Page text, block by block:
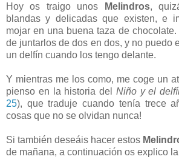
Hoy os traigo unos Melindros,
blandas y delicadas que existen, e
mojar en una buena taza de
de juntarlos de dos en dos, y no puedo
un delfín cuando los tengo delante.
Y mientras me los como, me coge un
pienso en la historia del Niño y el
25), que traduje cuando tenía trece
cosas que no se olvidan nunca!
Si también deseáis hacer estos
de mañana, a continuación os explico